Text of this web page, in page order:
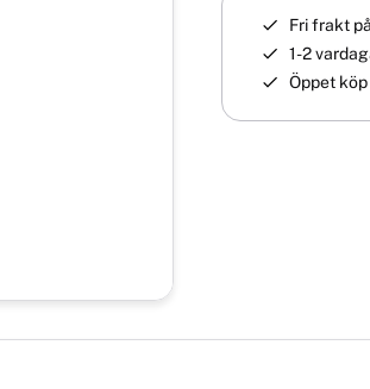
Fri frakt
1-2
Öppet